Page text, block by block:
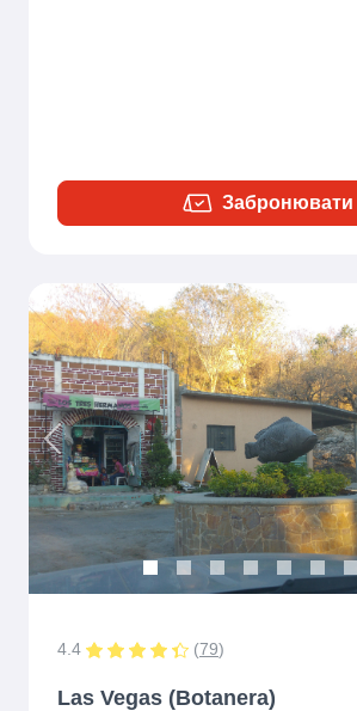
Забронювати
Previous
4.4 (79)
Las Vegas (Botanera)